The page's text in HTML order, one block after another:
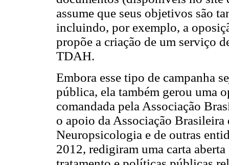
assume que seus objetivos são
incluindo, por exemplo, a
propõe a criação de um serviço
TDAH.
Embora esse tipo de campanha
pública, ela também gerou uma
comandada pela Associação
o apoio da Associação
Neuropsicologia e de outras
2012, redigiram uma carta